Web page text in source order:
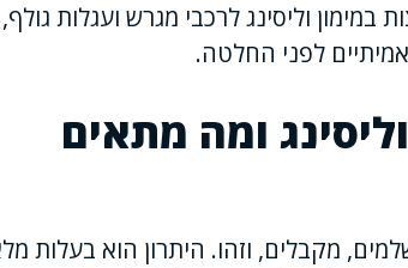
וליסינג לרכבי מגרש ועגלות גולף,
לפני החלטה.
ומה מתאים
מקבלים, וזהו. היתרון הוא בעלות